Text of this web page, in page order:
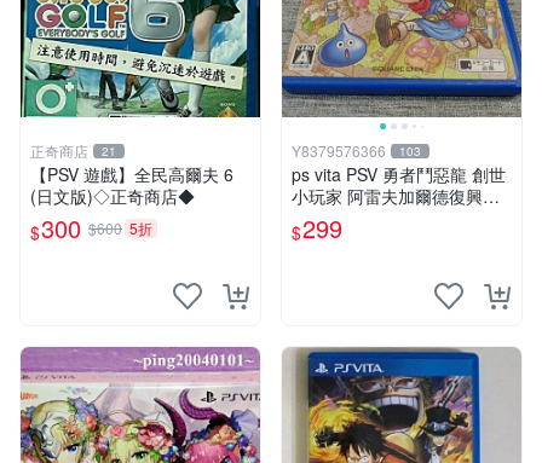
正奇商店 21
【PSV 遊戲】全民高爾夫 6
(日文版)◇正奇商店◆
$300 $600 5折
Y8379576366 103
ps vita PSV 勇者鬥惡龍 創世
小玩家 阿雷夫加爾德復興記
純日版 （編號15）
$299